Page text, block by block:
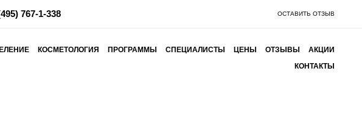
767-1-338 ОСТАВИТЬ ОТЗЫВ
КОСМЕТОЛОГИЯ ПРОГРАММЫ СПЕЦИАЛИСТЫ ЦЕНЫ ОТЗЫВЫ
АКЦИИ
КОНТАКТЫ